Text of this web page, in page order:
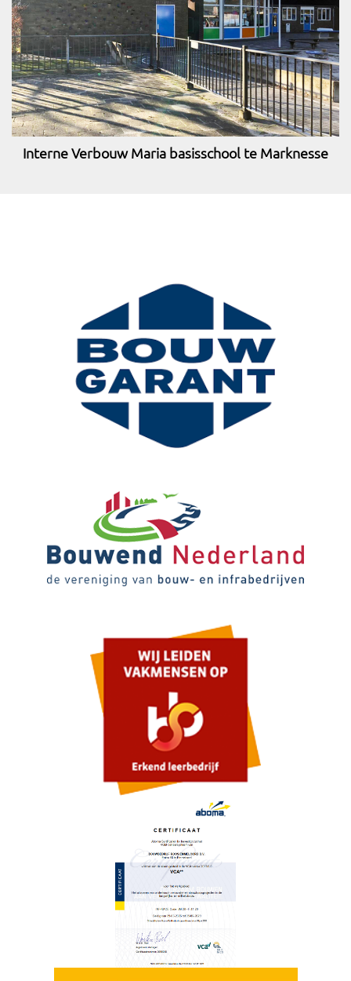
Interne Verbouw Maria basisschool te Marknesse